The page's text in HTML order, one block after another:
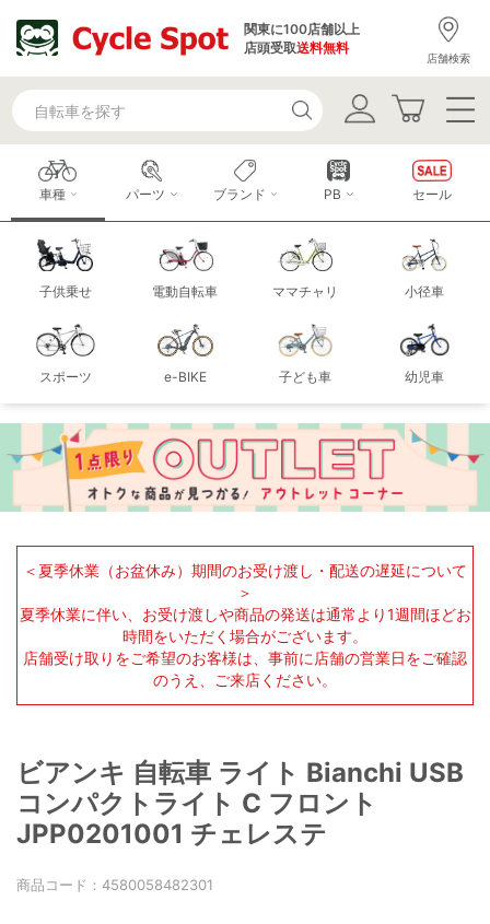
関東に100店舗以上
店頭受取送料無料
店舗検索
車種
子供乗せ 電動自転車 ママチャリ 小径車
スポーツ e-BIKE 子ども車 幼児車
パーツ ブランド PB セール
＜夏季休業（お盆休み）期間のお受け渡し・配送の遅延について
＞
夏季休業に伴い、お受け渡しや商品の発送は通常より1週間ほどお
時間をいただく場合がございます。
店舗受け取りをご希望のお客様は、事前に店舗の営業日をご確認
のうえ、ご来店ください。
ビアンキ 自転車 ライト Bianchi USB
コンパクトライト C フロント
JPP0201001 チェレステ
商品コード： 4580058482301